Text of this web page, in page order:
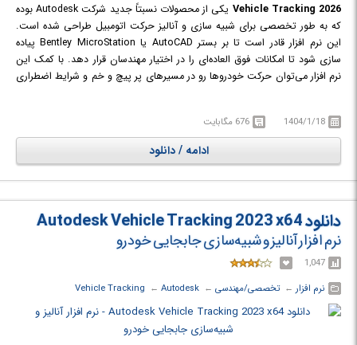
Vehicle Tracking 2026
یکی از محصولات نسبتاً جدید شرکت Autodesk بوده
که به طور تخصصی برای شبیه سازی و آنالیز حرکت اتومبیل طراحی شده است.
این نرم افزار قادر است تا بر بستر AutoCAD یا Bentley MicroStation پیاده
سازی شود تا امکانات فوق العاده‌ای را در اختیار مهندسان قرار دهد. با کمک این
نرم افزار می‌توان حرکت خودروها رو در مسیرهای پر پیچ و خم و شرایط اضطراری
تجاری بزرگ کند؛ همچنین می‌توان شرایط بحرانی را تحلیل نمود و اقدامات
خاصی را برای لحظه‌های خاص برنامه ریزی کرد.
1404/1/18 676 مگابایت
ادامه / دانلود
دانلود Autodesk Vehicle Tracking 2023 x64
نرم افزار آنالیز و شبیه‌سازی جابجایی خودرو
1,047
نرم افزار ← ‏تخصصی/مهندسی ← ‏
Autodesk
← ‏
Vehicle Tracking